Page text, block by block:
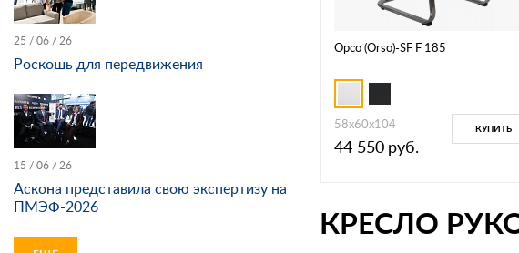
Орсо (Orso)-SF F 185
58х60х104
44 550 руб.
КУПИТЬ
КРЕСЛО
25 / 06 / 26
Роскошь для передвижения
15 / 06 / 26
Аскона представила свою экспертизу на
ПМЭФ-2026